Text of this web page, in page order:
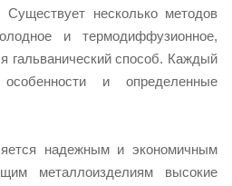
несколько методов
и термодиффузионное,
гальванический способ. Каждый
и определенные
надежным и экономичным
металлоизделиям высокие